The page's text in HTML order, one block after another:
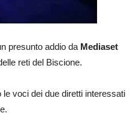
presunto addio da Mediaset
reti del Biscione.
voci dei due diretti interessati